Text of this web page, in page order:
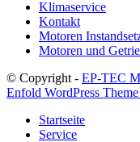
Klimaservice
Kontakt
Motoren
Motoren und
© Copyright - EP-TEC
Enfold WordPress
Startseite
Service